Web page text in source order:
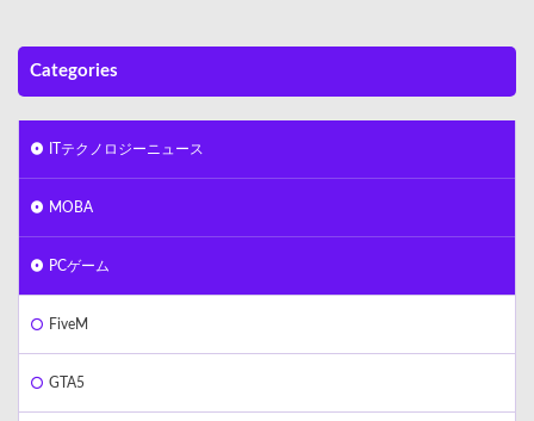
Categories
ITテクノロジーニュース
MOBA
PCゲーム
FiveM
GTA5